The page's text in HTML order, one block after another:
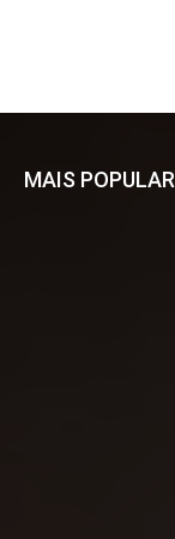
MAIS